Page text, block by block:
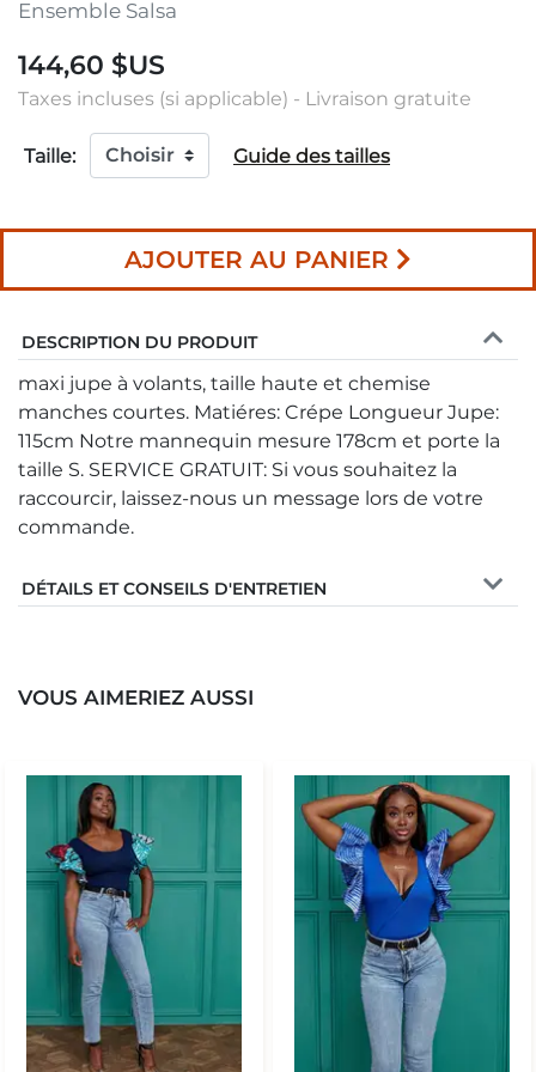
Ensemble Salsa
144,60 $US
Taxes incluses (si applicable) - Livraison gratuite
Taille: Guide des tailles
AJOUTER AU PANIER
DESCRIPTION DU PRODUIT
maxi jupe à volants, taille haute et chemise
manches courtes. Matiéres: Crépe Longueur Jupe:
115cm Notre mannequin mesure 178cm et porte la
taille S. SERVICE GRATUIT: Si vous souhaitez la
raccourcir, laissez-nous un message lors de votre
commande.
DÉTAILS ET CONSEILS D'ENTRETIEN
VOUS AIMERIEZ AUSSI